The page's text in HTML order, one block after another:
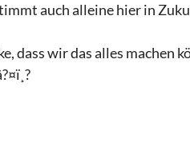
auch alleine hier in
dass wir das alles machen